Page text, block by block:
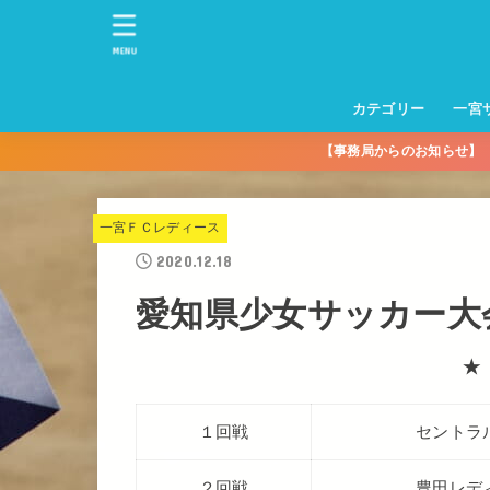
カテゴリー
一宮サッカースクー
トレーニングセンタ
一宮FA
一宮FC
一宮ＦＣレディース
一宮サッカースクー
中学生練習
一宮ＦＣＪＹ【中学
一宮ＦＣＪYレディー
女子】
幼児トレセン【年長
少】
パパさんママさん
親子の部
社会人の部
コルボス 【シニア】
フットサル
コルボスリーグ
グレイセス
一宮
MENU
【事務局からのお知らせ
一宮ＦＣレディース
2020.12.18
愛知県少女サッカー
★
１回戦 セントラ